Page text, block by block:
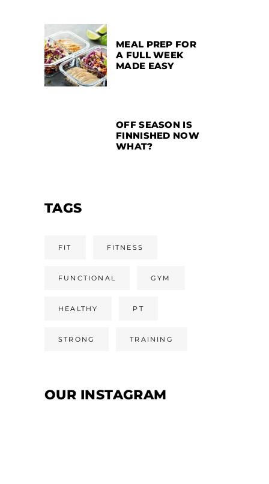
MEAL PREP FOR
A FULL WEEK
MADE EASY
OFF SEASON IS
FINNISHED NOW
WHAT?
TAGS
FIT FITNESS
FUNCTIONAL GYM
HEALTHY PT
STRONG TRAINING
OUR INSTAGRAM